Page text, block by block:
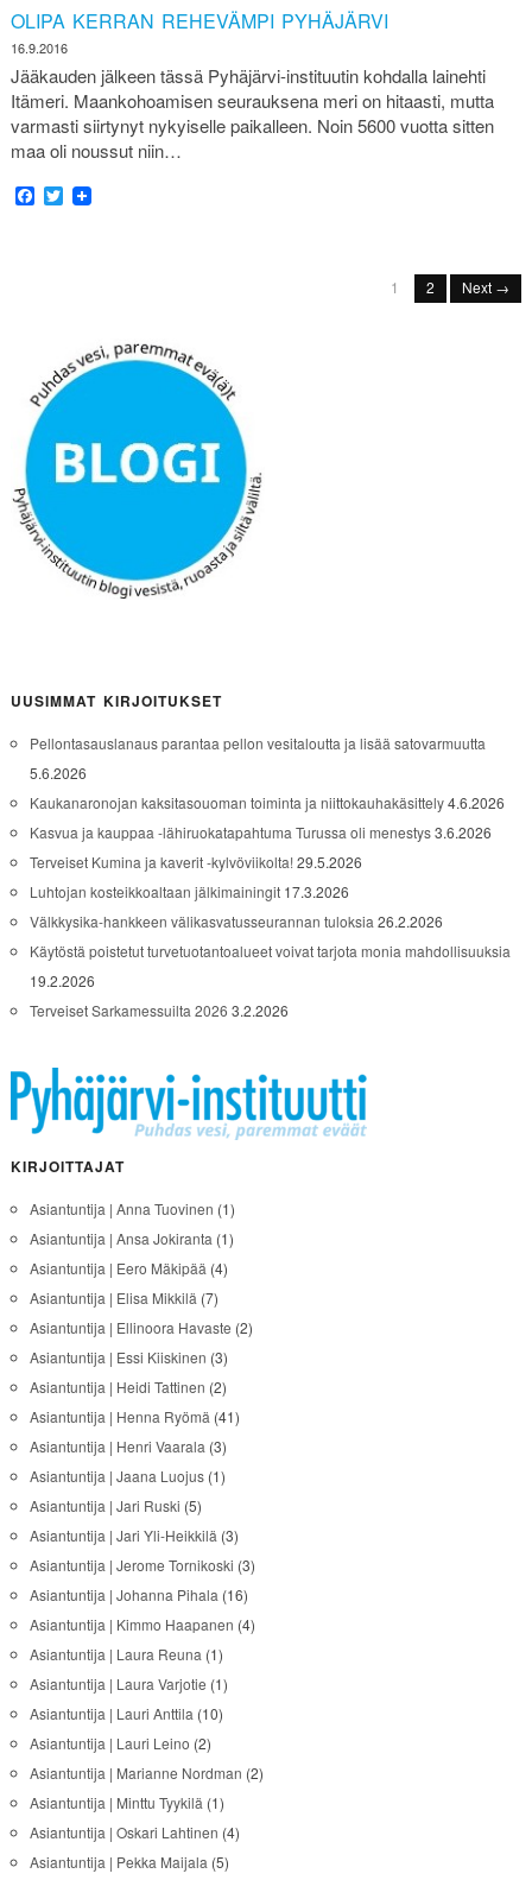
OLIPA KERRAN REHEVÄMPI PYHÄJÄRVI
16.9.2016
Jääkauden jälkeen tässä Pyhäjärvi-instituutin kohdalla lainehti
Itämeri. Maankohoamisen seurauksena meri on hitaasti, mutta
varmasti siirtynyt nykyiselle paikalleen. Noin 5600 vuotta sitten
maa oli noussut niin…
Facebook
Twitter
1 2 Next →
UUSIMMAT KIRJOITUKSET
Pellontasauslanaus parantaa pellon vesitaloutta ja lisää satovarmuutta
5.6.2026
Kaukanaronojan kaksitasouoman toiminta ja niittokauhakäsittely4.6.2026
Kasvua ja kauppaa -lähiruokatapahtuma Turussa oli menestys3.6.2026
Terveiset Kumina ja kaverit -kylvöviikolta!29.5.2026
Luhtojan kosteikkoaltaan jälkimainingit 17.3.2026
Välkkysika-hankkeen välikasvatusseurannan tuloksia 26.2.2026
Käytöstä poistetut turvetuotantoalueet voivat tarjota monia mahdollisuuksia
19.2.2026
Terveiset Sarkamessuilta 2026 3.2.2026
KIRJOITTAJAT
Asiantuntija | Anna Tuovinen (1)
Asiantuntija | Ansa Jokiranta (1)
Asiantuntija | Eero Mäkipää (4)
Asiantuntija | Elisa Mikkilä (7)
Asiantuntija | Ellinoora Havaste (2)
Asiantuntija | Essi Kiiskinen (3)
Asiantuntija | Heidi Tattinen (2)
Asiantuntija | Henna Ryömä (41)
Asiantuntija | Henri Vaarala (3)
Asiantuntija | Jaana Luojus(1)
Asiantuntija | Jari Ruski (5)
Asiantuntija | Jari Yli-Heikkilä (3)
Asiantuntija | Jerome Tornikoski (3)
Asiantuntija | Johanna Pihala (16)
Asiantuntija | Kimmo Haapanen (4)
Asiantuntija | Laura Reuna (1)
Asiantuntija | Laura Varjotie (1)
Asiantuntija | Lauri Anttila (10)
Asiantuntija | Lauri Leino (2)
Asiantuntija | Marianne Nordman (2)
Asiantuntija | Minttu Tyykilä (1)
Asiantuntija | Oskari Lahtinen (4)
Asiantuntija | Pekka Maijala (5)